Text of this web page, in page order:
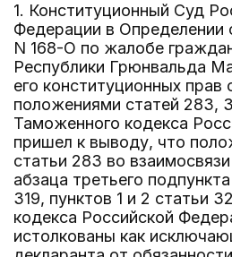
1. Конституционный Суд
Федерации в Определении
N 168-О по жалобе
Республики Грюнвальда
его конституционных прав
положениями статей 283,
Таможенного кодекса
пришел к выводу, что
статьи 283 во
абзаца третьего
319, пунктов 1 и 2 статьи
кодекса Российской
истолкованы как